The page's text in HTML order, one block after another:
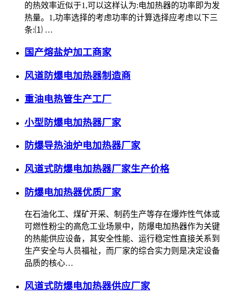
的热效率近似于1,可以这样认为:电加热器的功率即为发
热量。1,功率选择的考虑功率的计算选择应考虑以下三
条:⑴ …
国产熔盐炉加工商家
风道防爆电加热器制造商
重油电热管生产工厂
小型防爆电加热器厂家
防爆导热油炉电加热器厂家
风道式防爆电加热器厂家生产价格
防爆电加热器优质厂家
在石油化工、煤矿开采、制药生产等存在爆炸性气体或
可燃性粉尘的高危工业场景中，防爆电加热器作为关键
的热能供应设备，其安全性能、运行稳定性直接关系到
生产安全与人员福祉，而厂家的综合实力则是决定设备
品质的核心…
风道式防爆电加热器供应厂家